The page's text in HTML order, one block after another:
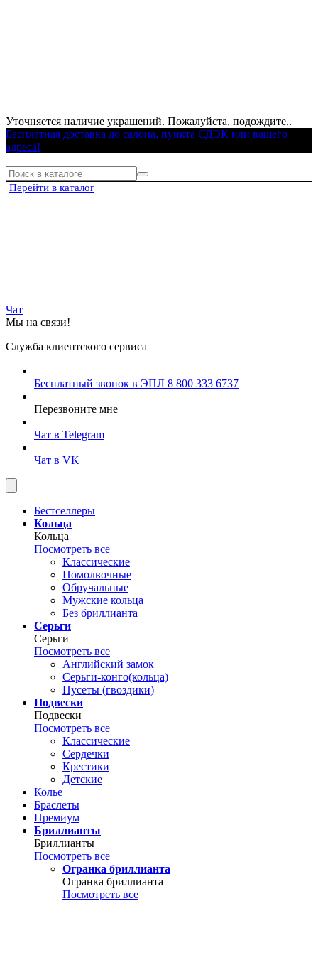
Уточняется наличие украшений. Пожалуйста, подождите..
Бесплатная доставка до салона, пункта СДЭК или вашего
адреса!
Перейти в каталог
Чат
Мы на связи!
Служба клиентского сервиса
Бесплатный звонок в ЭПЛ 8 800 333 6737
Перезвоните мне
Чат в Telegram
Чат в VK
Бестселлеры
Кольца
Кольца
Посмотреть все
Классические
Помолвочные
Обручальные
Мужские кольца
Без бриллианта
Серьги
Серьги
Посмотреть все
Английский замок
Серьги-конго(кольца)
Пусеты (гвоздики)
Подвески
Подвески
Посмотреть все
Классические
Сердечки
Крестики
Детские
Колье
Браслеты
Премиум
Бриллианты
Бриллианты
Посмотреть все
Огранка бриллианта
Огранка бриллианта
Посмотреть все